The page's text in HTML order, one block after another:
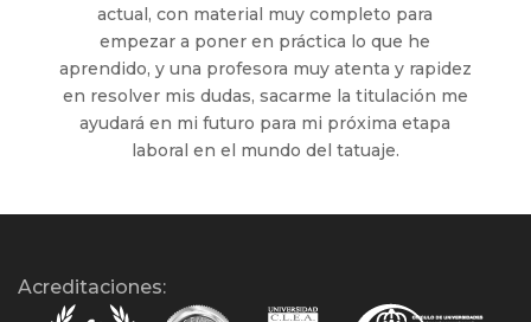
actual, con material muy completo para
empezar a poner en práctica lo que he
aprendido, y una profesora muy atenta y rapidez
en resolver mis dudas, sacarme la titulación me
ayudará en mi futuro para mi próxima etapa
laboral en el mundo del tatuaje.
Acreditaciones: